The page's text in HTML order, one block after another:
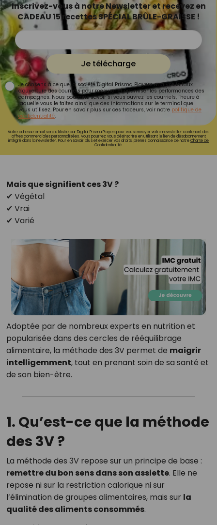
Inscrivez-vous à notre Newsletter et recevez en
CADEAU 15 recettes SPÉCIAL BRÛLE-GRAISSE !
Je télécharge
Je consens à ce que la société Digital Prisma Players analyse le taux
d'ouverture des courriels pour mesurer et optimiser les performances des
campagnes. Nous pourrons savoir si vous ouvrez les courriels, l'heure à
laquelle vous le faites ainsi que des informations sur le terminal que
vous utilisez. Pour en savoir plus sur ces traceurs, voir notre politique de
confidentialité.
Votre adresse email sera utilisée par Digital Prisma Playerspour vous envoyer votre newsletter contenant des
offres commerciales personnalisées. Vous pourrez vous désinscrire en utilisant le lien de désabonnement
intégré dans la newsletter. Pour en savoir plus et exercer vos droits, prenez connaissance de notreCharte de
Confidentialité.
Mais que signifient ces 3V ?
✔ Végétal
✔ Vrai
✔ Varié
Adoptée par de nombreux experts en nutrition et
popularisée dans des cercles de rééquilibrage
alimentaire, la méthode des 3V permet de maigrir
intelligemment, tout en prenant soin de sa santé et
de son bien-être.
1. Qu’est-ce que la méthode
des 3V ?
La méthode des 3V repose sur un principe de base :
remettre du bon sens dans son assiette. Elle ne
repose ni sur la restriction calorique ni sur
l’élimination de groupes alimentaires, mais sur la
qualité des aliments consommés.